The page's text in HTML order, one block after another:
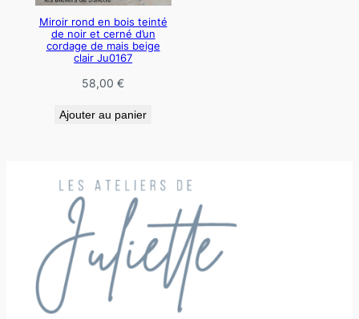
Miroir rond en bois teinté
de noir et cerné d’un
cordage de mais beige
clair Ju0167
58,00€
Ajouter au panier